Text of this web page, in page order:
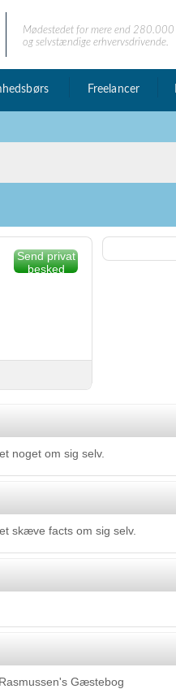
Mødestedet for mere end
og selvstændige erhvervsdrivende.
Freelancer
Send privat
besked
noget om sig selv.
skæve facts om sig selv.
Gæstebog